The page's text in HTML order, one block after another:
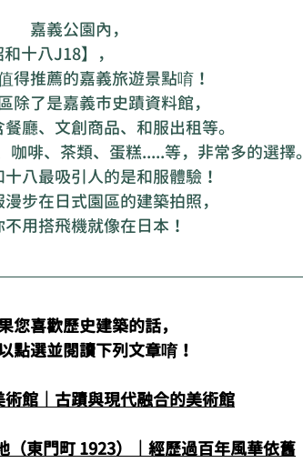
嘉義公園內，
十八J18】，
得推薦的嘉義旅遊景點唷！
除了是嘉義市史蹟資料館，
廳、文創商品、和服出租等。
咖啡、茶類、蛋糕.....等，非常多的選擇。
八最吸引人的是和服體驗！
步在日式園區的建築拍照，
不用搭飛機就像在日本！
您喜歡歷史建築的話，
點選並閱讀下列文章唷！
術館｜古蹟與現代融合的美術館
（東門町 1923）｜經歷過百年風華依舊